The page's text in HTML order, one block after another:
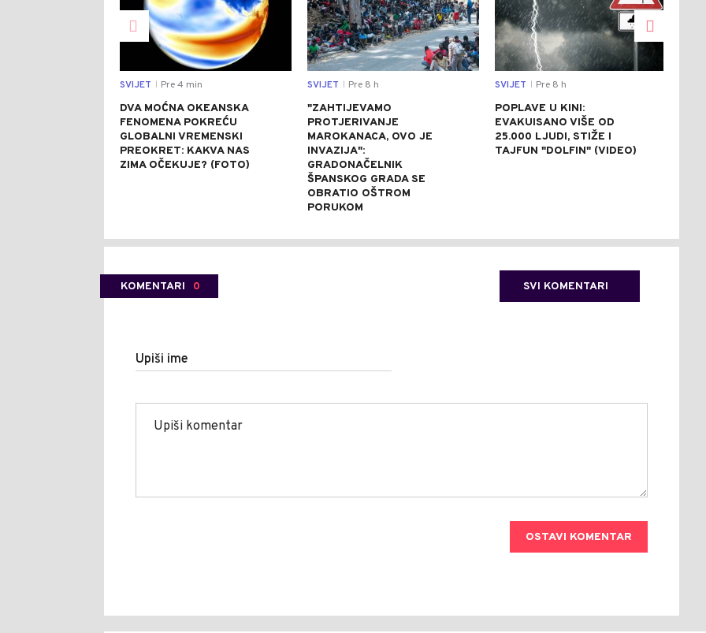
SVIJET Pre 4 min
DVA MOĆNA OKEANSKA
FENOMENA POKREĆU
GLOBALNI VREMENSKI
PREOKRET: KAKVA NAS
ZIMA OČEKUJE? (FOTO)
SVIJET Pre 8 h
"ZAHTIJEVAMO
PROTJERIVANJE
MAROKANACA, OVO JE
INVAZIJA":
GRADONAČELNIK
ŠPANSKOG GRADA SE
OBRATIO OŠTROM
PORUKOM
SVIJET Pre 8 h
POPLAVE U KINI:
EVAKUISANO VIŠE OD
25.000 LJUDI, STIŽE I
TAJFUN "DOLFIN" (VIDEO)
KOMENTARI 0 SVI KOMENTARI
Upiši ime
OSTAVI KOMENTAR